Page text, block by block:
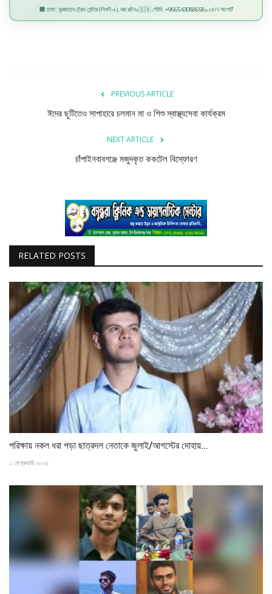
লাইফ স্টাইল
🏢 ঢাকা: নুরজাহান ট্রেড সেন্টার (লিফট-৫), নয়া পল্টন◆🇸🇦 সৌদি: +966543088658◆২৪/৭ সাপোর্ট
PREVIOUS ARTICLE
ঈদের ছুটিতেও সাপাহারে চলমান মা ও শিশু স্বাস্থ্যসেবা কার্যক্রম
NEXT ARTICLE
চাঁপাইনবাবগঞ্জে মজুদকৃত ককটেল বিস্ফোরণ
RELATED POSTS
পরিক্ষায় নকল ধরা পড়া ছাত্রদল নেতাকে জুলাই/আগস্টের দোহায়...
১ ফেব্রুয়ারি ২০২৫